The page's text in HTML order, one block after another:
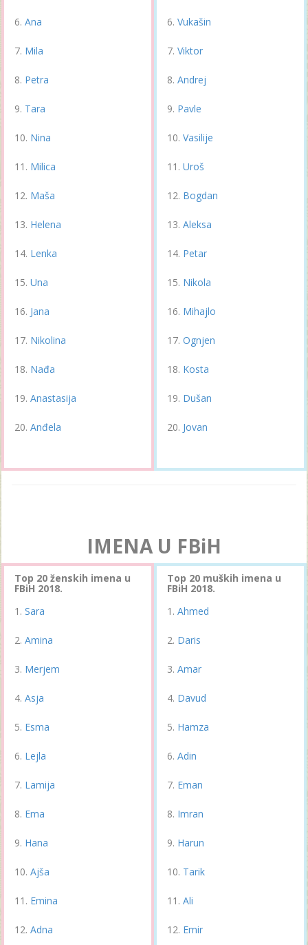
Ana
Mila
Petra
Tara
Nina
Milica
Maša
Helena
Lenka
Una
Jana
Nikolina
Nađa
Anastasija
Anđela
Vukašin
Viktor
Andrej
Pavle
Vasilije
Uroš
Bogdan
Aleksa
Petar
Nikola
Mihajlo
Ognjen
Kosta
Dušan
Jovan
IMENA U FBiH
Top 20 ženskih imena u
FBiH 2018.
Sara
Amina
Merjem
Asja
Esma
Lejla
Lamija
Ema
Hana
Ajša
Emina
Adna
Top 20 muških imena u
FBiH 2018.
Ahmed
Daris
Amar
Davud
Hamza
Adin
Eman
Imran
Harun
Tarik
Ali
Emir